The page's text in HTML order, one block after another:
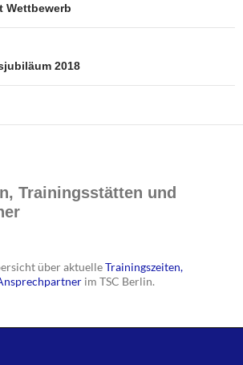
Wettbewerb
2018
Trainingsstätten und
über aktuelleTrainingszeiten,
im TSC Berlin.